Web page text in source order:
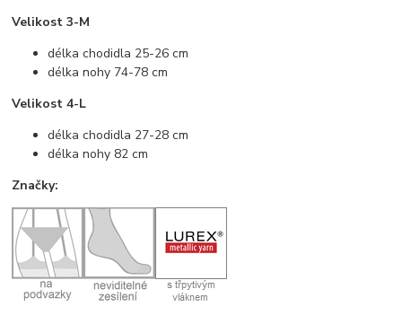
Velikost 3-M
délka chodidla 25-26 cm
délka nohy 74-78 cm
Velikost 4-L
délka chodidla 27-28 cm
délka nohy 82 cm
Značky: